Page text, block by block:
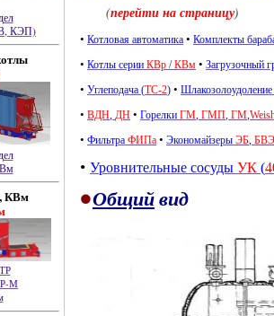
КЭП)
КВм
М
(перейти на страницу)
• Котловая автоматика • Комплекты
• Котлы серии КВр / КВм • Загрузочный
• Углеподача (ТС-2) • Шлакозолоудоление
• ВДН, ДН • Горелки ГМ, ГМП, ГМ,
• Фильтра ФИПа • Экономайзеры ЭБ,
• Уровнительные сосуды УК (
•Общийвид